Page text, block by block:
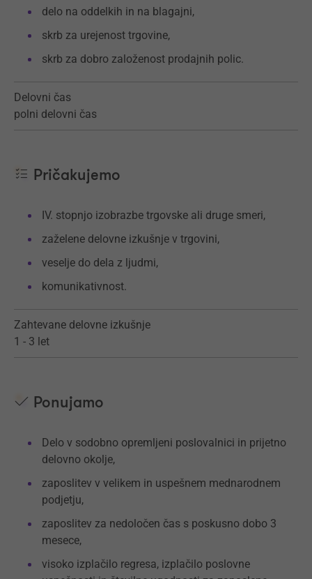
delo na oddelkih in na blagajni,
skrb za urejenost trgovine,
skrb za dobro založenost prodajnih polic.
Delovni čas
polni delovni čas
Pričakujemo
IV. stopnjo izobrazbe trgovske ali druge smeri,
zaželene delovne izkušnje v trgovini,
veselje do dela z ljudmi,
komunikativnost.
Zahtevane delovne izkušnje
1 - 3 let
Ponujamo
Delo v sodobno opremljeni poslovalnici in prijetno
delovno okolje,
zaposlitev v velikem in uspešnem mednarodnem
podjetju,
zaposlitev za nedoločen čas s poskusno dobo 3
mesece,
visoko izplačilo regresa, izplačilo poslovne